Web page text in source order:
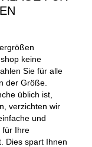
keine
Sie für alle
der Größe.
üblich ist,
verzichten wir
und
für Ihre
Dies spart Ihnen